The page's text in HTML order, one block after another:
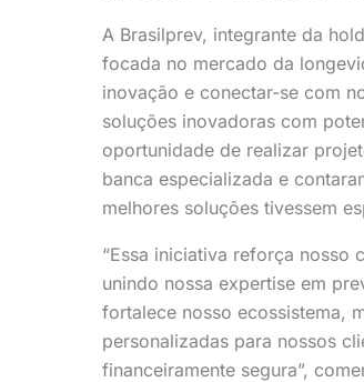
A Brasilprev, integrante da
focada no mercado da
inovação e conectar-se com
soluções inovadoras com
oportunidade de realizar
banca especializada e
melhores soluções tivessem
“Essa iniciativa reforça nosso
unindo nossa expertise em
fortalece nosso ecossistema,
personalizadas para nossos
financeiramente segura”,